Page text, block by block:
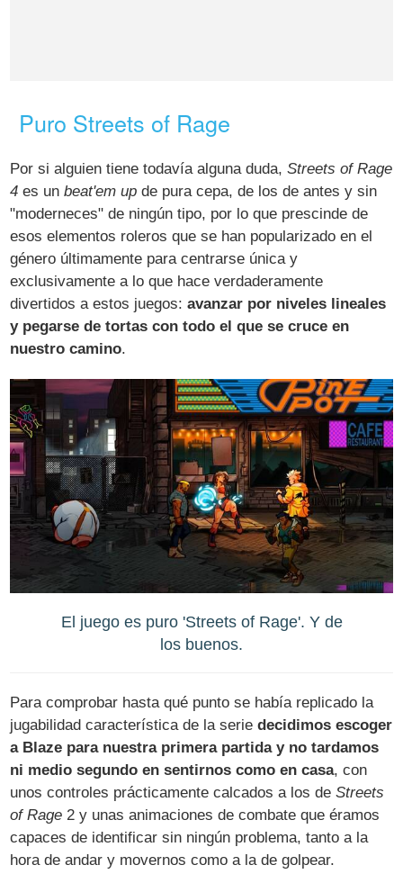
Puro Streets of Rage
Por si alguien tiene todavía alguna duda,Streets of Rage
4 es unbeat'em up de pura cepa, de los de antes y sin
"moderneces" de ningún tipo, por lo que prescinde de
esos elementos roleros que se han popularizado en el
género últimamente para centrarse única y
exclusivamente a lo que hace verdaderamente
divertidos a estos juegos:avanzar por niveles lineales
y pegarse de tortas con todo el que se cruce en
nuestro camino.
El juego es puro 'Streets of Rage'. Y de
los buenos.
Para comprobar hasta qué punto se había replicado la
jugabilidad característica de la seriedecidimos escoger
a Blaze para nuestra primera partida y no tardamos
ni medio segundo en sentirnos como en casa, con
unos controles prácticamente calcados a los deStreets
of Rage 2 y unas animaciones de combate que éramos
capaces de identificar sin ningún problema, tanto a la
hora de andar y movernos como a la de golpear.